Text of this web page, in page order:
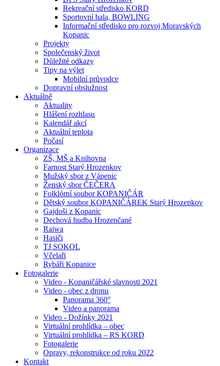
Rekreační středisko KORD
Sportovní hala, BOWLING
Informační středisko pro rozvoj Moravských
Kopanic
Projekty
Společenský život
Důležité odkazy
Tipy na výlet
Mobilní průvodce
Dopravní obslužnost
Aktuálně
Aktuality
Hlášení rozhlasu
Kalendář akcí
Aktuální teplota
Počasí
Organizace
ZŠ, MŠ a Knihovna
Farnost Starý Hrozenkov
Mužský sbor z Vápenic
Ženský sbor ČEČERA
Folklórní soubor KOPANIČÁR
Dětský soubor KOPANIČÁREK Starý Hrozenkov
Gajdoši z Kopanic
Dechová hudba Hrozenčané
Raiwa
Hasiči
TJ SOKOL
Včelaři
Rybáři Kopanice
Fotogalerie
Video - Kopaničářské slavnosti 2021
Video - obec z dronu
Panorama 360°
Video a panorama
Video - Dožínky 2021
Virtuální prohlídka – obec
Virtuální prohlídka – RS KORD
Fotogalerie
Opravy, rekonstrukce od roku 2022
Kontakt